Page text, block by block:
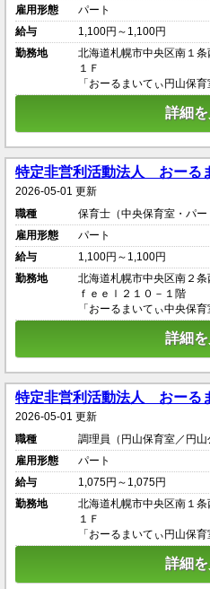
雇用形態
パート
給与
1,100円～1,100円
勤務地
北海道札幌市中央区南１
１Ｆ
「おーるまいてぃ円山保育
詳細
特定非営利活動法人 おーる
2026-05-01 更新
職種
保育士（中央保育室・パ
雇用形態
パート
給与
1,100円～1,100円
勤務地
北海道札幌市中央区南２
ｆｅｅｌ２１０－１階
「おーるまいてぃ中央保育
詳細
特定非営利活動法人 おーる
2026-05-01 更新
職種
調理員（円山保育室／円
雇用形態
パート
給与
1,075円～1,075円
勤務地
北海道札幌市中央区南１
１Ｆ
「おーるまいてぃ円山保育
詳細